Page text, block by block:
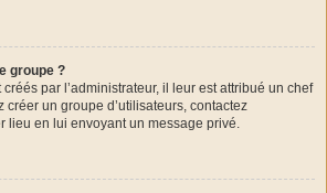
groupe ?
par l’administrateur, il leur est attribué un chef
créer un groupe d’utilisateurs, contactez
lieu en lui envoyant un message privé.